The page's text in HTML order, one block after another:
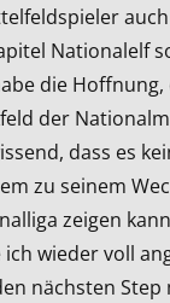
Nationalelf
die
der
dass es
zu seinem
zeigen
wieder voll
nächsten